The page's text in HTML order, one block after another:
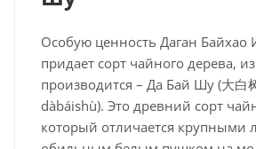
Особую ценность Даган Байхао
придает сорт чайного дерева,
производится – Да Бай Шу (大白
dàbáishù). Это древний сорт
который отличается крупными